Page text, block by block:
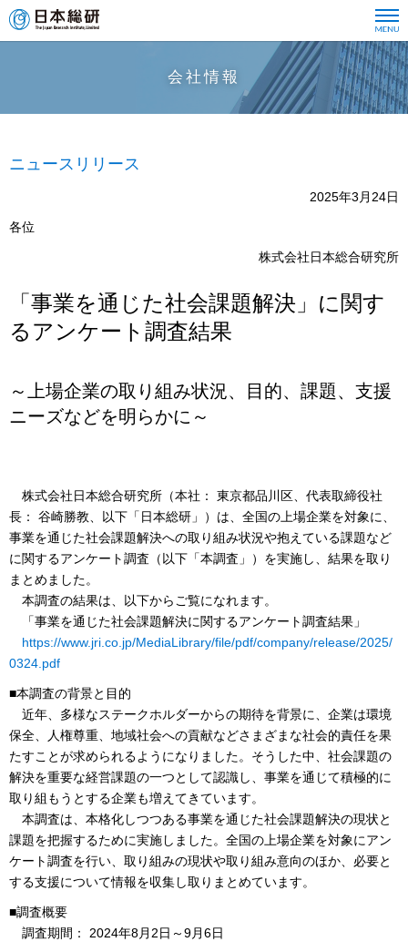
会社情報
ニュースリリース
2025年3月24日
各位
株式会社日本総合研究所
「事業を通じた社会課題解決」に関す
るアンケート調査結果
～上場企業の取り組み状況、目的、課題、支援
ニーズなどを明らかに～
株式会社日本総合研究所（本社： 東京都品川区、代表取締役社
長： 谷崎勝教、以下「日本総研」）は、全国の上場企業を対象に、
事業を通じた社会課題解決への取り組み状況や抱えている課題など
に関するアンケート調査（以下「本調査」）を実施し、結果を取り
まとめました。
本調査の結果は、以下からご覧になれます。
「事業を通じた社会課題解決に関するアンケート調査結果」
https://www.jri.co.jp/MediaLibrary/file/pdf/company/release/2025/
0324.pdf
■本調査の背景と目的
近年、多様なステークホルダーからの期待を背景に、企業は環境
保全、人権尊重、地域社会への貢献などさまざまな社会的責任を果
たすことが求められるようになりました。そうした中、社会課題の
解決を重要な経営課題の一つとして認識し、事業を通じて積極的に
取り組もうとする企業も増えてきています。
本調査は、本格化しつつある事業を通じた社会課題解決の現状と
課題を把握するために実施しました。全国の上場企業を対象にアン
ケート調査を行い、取り組みの現状や取り組み意向のほか、必要と
する支援について情報を収集し取りまとめています。
■調査概要
調査期間： 2024年8月2日～9月6日